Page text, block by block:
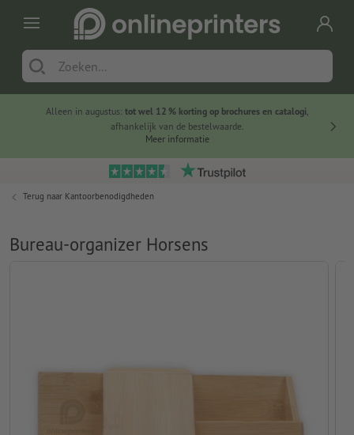
Alleen in augustus: tot wel 12 % korting op brochures en catalogi,
afhankelijk van de bestelwaarde.
Meer informatie
Terug naar Kantoorbenodigdheden
Bureau-organizer Horsens